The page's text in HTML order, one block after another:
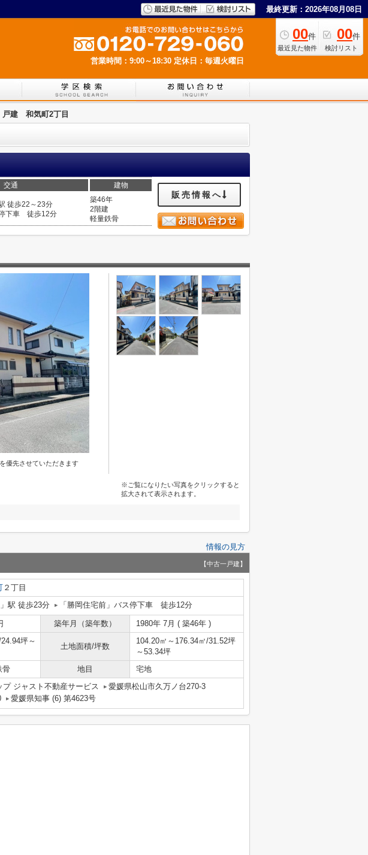
最終更新：2026年08月08日
00件
最近見た物件
00件
検討リスト
営業時間：9:00～18:30 定休日：毎週火曜日
戸建 和気町2丁目
交通 建物
徒歩22～23分
停下車 徒歩12分
築46年
2階建
軽量鉄骨
販売情報へ
優先させていただきます
※ご覧になりたい写真をクリックすると
拡大されて表示されます。
情報の見方
【中古一戸建】
２丁目
」駅 徒歩23分 「勝岡住宅前」バス停下車 徒歩12分
築年月（築年数） 1980年 7月 ( 築46年 )
坪～
土地面積/坪数
104.20㎡～176.34㎡/31.52坪
～53.34坪
骨 地目 宅地
プ ジャスト不動産サービス
愛媛県松山市久万ノ台270-3
愛媛県知事 (6) 第4623号